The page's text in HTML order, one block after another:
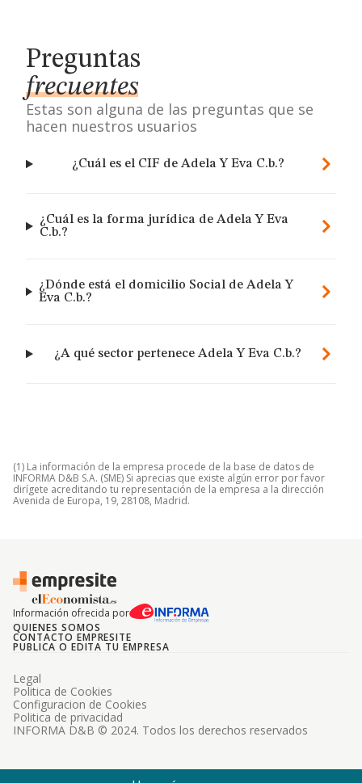
Preguntas
frecuentes
Estas son alguna de las preguntas que se
hacen nuestros usuarios
¿Cuál es el CIF de Adela Y Eva C.b.?
¿Cuál es la forma jurídica de Adela Y Eva
C.b.?
¿Dónde está el domicilio Social de Adela Y
Eva C.b.?
¿A qué sector pertenece Adela Y Eva C.b.?
(1) La información de la empresa procede de la base de datos de
INFORMA D&B S.A. (SME) Si aprecias que existe algún error por favor
dirígete acreditando tu representación de la empresa a la dirección
Avenida de Europa, 19, 28108, Madrid.
Información ofrecida por
QUIENES SOMOS
CONTACTO EMPRESITE
PUBLICA O EDITA TU EMPRESA
INFORMA D&B © 2024. Todos los derechos reservados
Legal
Politica de Cookies
Configuracion de Cookies
Politica de privacidad